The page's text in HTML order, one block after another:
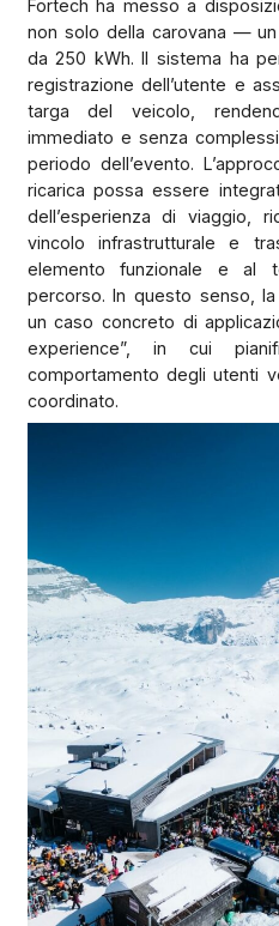
Fortech ha messo a
non solo della carovana —
da 250 kWh. Il sistema ha
registrazione dell’utente e
targa del veicolo,
immediato e senza
periodo dell’evento.
ricarica possa essere
dell’esperienza di viaggio,
vincolo infrastrutturale e
elemento funzionale e al
percorso. In questo senso,
un caso concreto di
experience”, in cui
comportamento degli utenti
coordinato.